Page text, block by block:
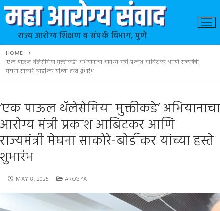
राज्य आरोग्य शिक्षण व संपर्क विभाग, पुणे
HOME
‘एक पाऊल थॅलेसेमिया मुक्तीकडे’ अभियानाचा आरोग्य मंत्री प्रकाश आबिटकर आणि राज्यमंत्री
मेघना साकोरे-बोर्डीकर यांच्या हस्ते शुभारंभ
‘एक पाऊल थॅलेसेमिया मुक्तीकडे’ अभियानाचा
आरोग्य मंत्री प्रकाश आबिटकर आणि
राज्यमंत्री मेघना साकोरे-बोर्डीकर यांच्या हस्ते
शुभारंभ
MAY 8, 2025 AROGYA